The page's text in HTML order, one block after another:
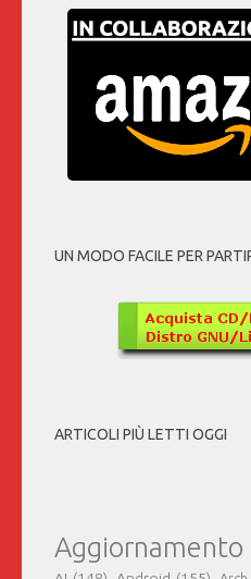
UN MODO FACILE PER
ARTICOLI PIÙ LETTI OGGI
Aggiornamento